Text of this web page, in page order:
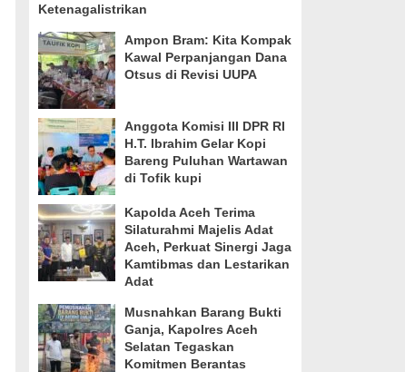
Ketenagalistrikan
Ampon Bram: Kita Kompak
Kawal Perpanjangan Dana
Otsus di Revisi UUPA
Anggota Komisi III DPR RI
H.T. Ibrahim Gelar Kopi
Bareng Puluhan Wartawan
di Tofik kupi
Kapolda Aceh Terima
Silaturahmi Majelis Adat
Aceh, Perkuat Sinergi Jaga
Kamtibmas dan Lestarikan
Adat
Musnahkan Barang Bukti
Ganja, Kapolres Aceh
Selatan Tegaskan
Komitmen Berantas